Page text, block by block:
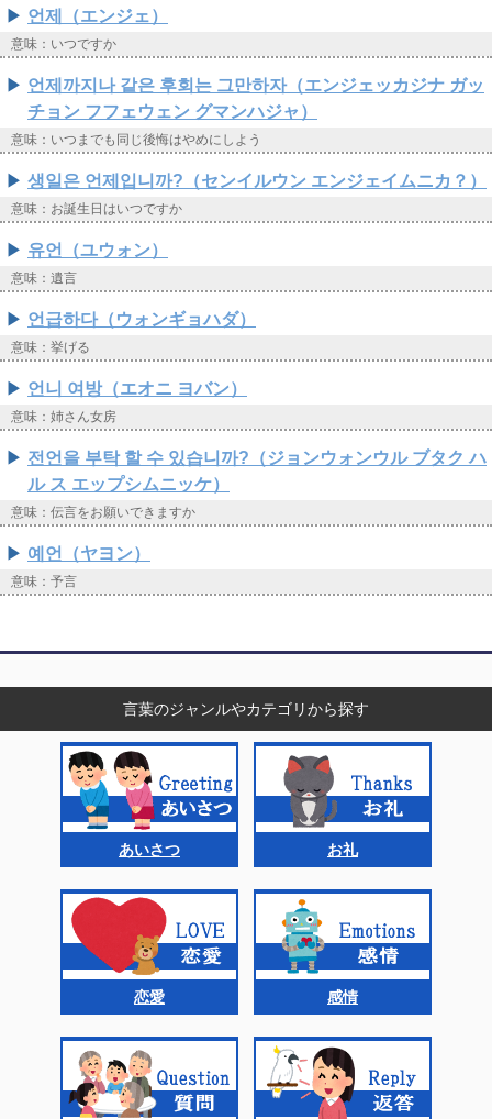
언제（エンジェ）
意味：いつですか
언제까지나 같은 후회는 그만하자（エンジェッカジナ ガッ
チョン フフェウェン グマンハジャ）
意味：いつまでも同じ後悔はやめにしよう
생일은 언제입니까?（センイルウン エンジェイムニカ？）
意味：お誕生日はいつですか
유언（ユウォン）
意味：遺言
언급하다（ウォンギョハダ）
意味：挙げる
언니 여방（エオニ ヨバン）
意味：姉さん女房
전언을 부탁 할 수 있습니까?（ジョンウォンウル ブタク ハ
ル ス エップシムニッケ）
意味：伝言をお願いできますか
예언（ヤヨン）
意味：予言
言葉のジャンルやカテゴリから探す
あいさつ お礼
恋愛 感情